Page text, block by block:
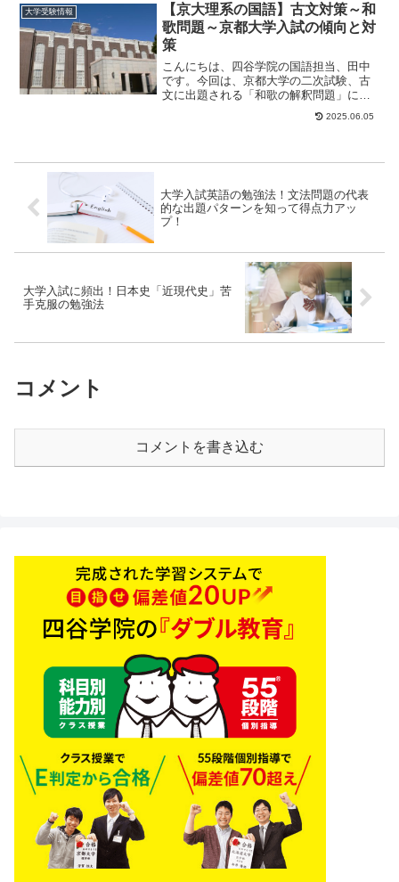
大学受験情報
【京大理系の国語】古文対策～和
歌問題～京都大学入試の傾向と対
策
こんにちは、四谷学院の国語担当、田中
です。今回は、京都大学の二次試験、古
文に出題される「和歌の解釈問題」につ
いて、どんな対策をしていくべきなの
2025.06.05
大学入試英語の勉強法！文法問題の代表
的な出題パターンを知って得点力アッ
プ！
大学入試に頻出！日本史「近現代史」苦
手克服の勉強法
コメント
コメントを書き込む